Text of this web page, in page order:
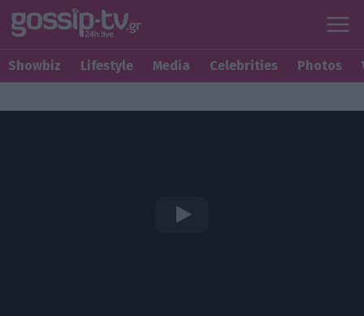
Showbiz Lifestyle Media Celebrities Photos